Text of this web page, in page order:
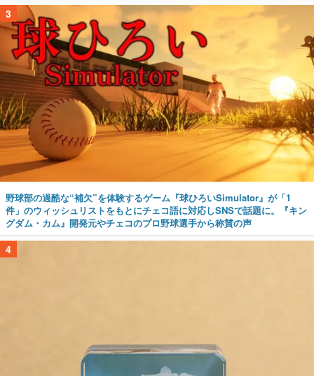
3
野球部の過酷な“補欠”を体験するゲーム『球ひろいSimulator』が「1
件」のウィッシュリストをもとにチェコ語に対応しSNSで話題に。『キン
グダム・カム』開発元やチェコのプロ野球選手から称賛の声
4